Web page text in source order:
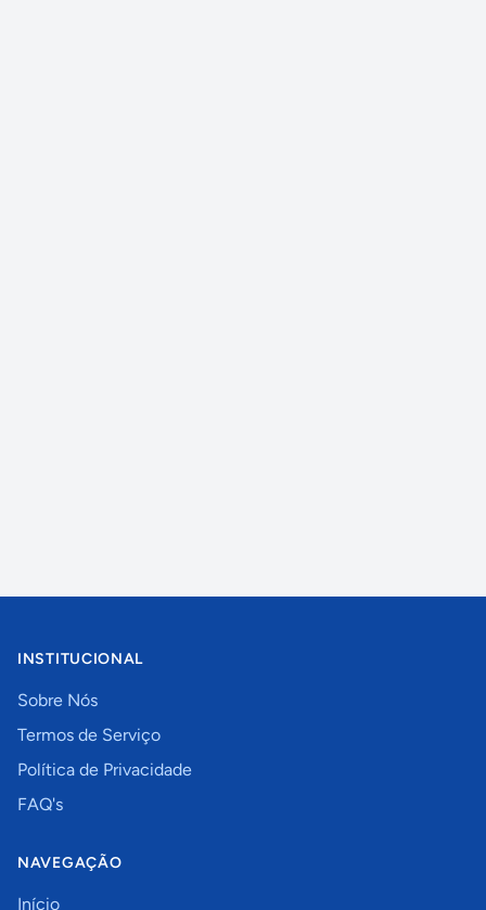
INSTITUCIONAL
Sobre Nós
Termos de Serviço
Política de Privacidade
FAQ's
NAVEGAÇÃO
Início